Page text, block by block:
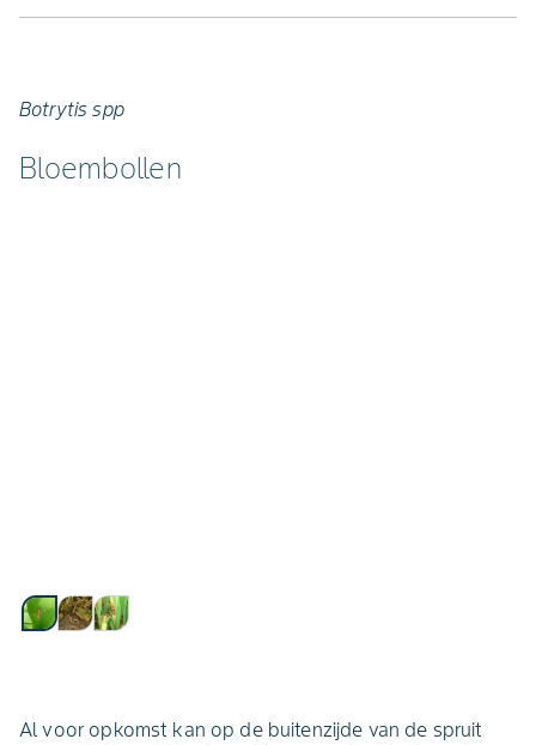
Botrytis spp
Bloembollen
Al voor opkomst kan op de buitenzijde van de spruit